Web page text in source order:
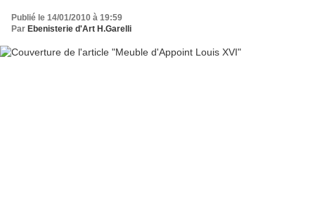
Publié le 14/01/2010 à 19:59
Par Ebenisterie d'Art H.Garelli